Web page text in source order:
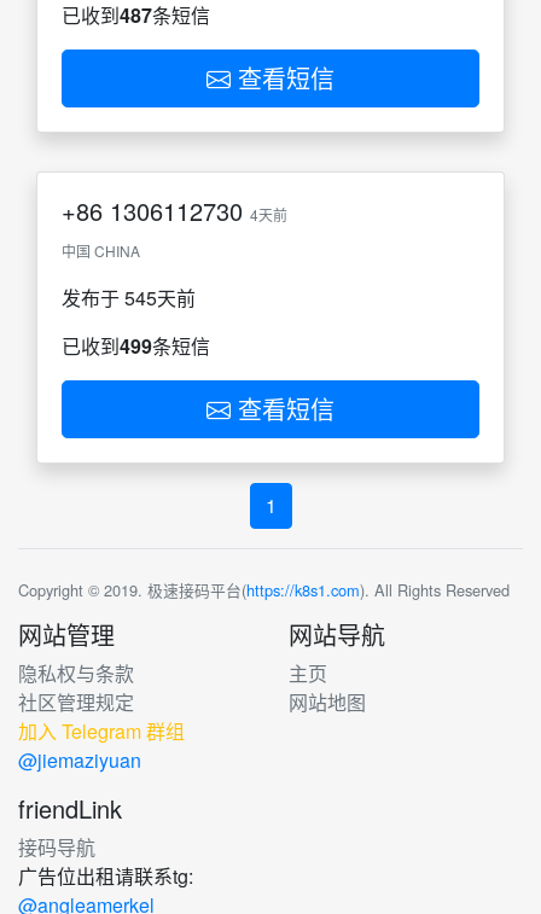
已收到487条短信
查看短信
+86 1306112730 4天前
中国 CHINA
发布于 545天前
已收到499条短信
查看短信
1
Copyright © 2019. 极速接码平台(https://k8s1.com). All Rights Reserved
网站管理
隐私权与条款
社区管理规定
加入 Telegram 群组
@jiemaziyuan
网站导航
主页
网站地图
friendLink
接码导航
广告位出租请联系tg:
@angleamerkel